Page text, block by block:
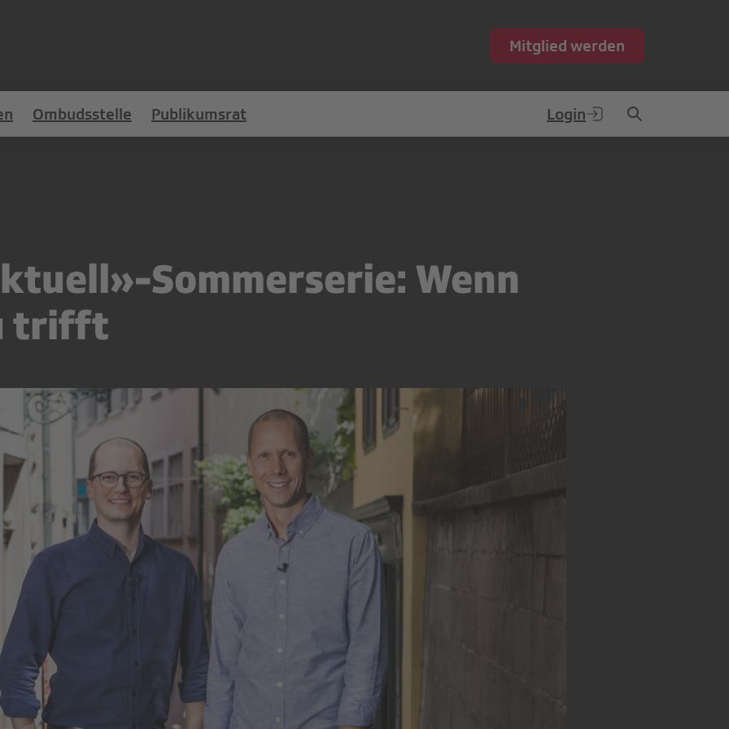
Mitglied werden
Ombudsstelle Publikumsrat Login
Sommerserie: Wenn
trifft